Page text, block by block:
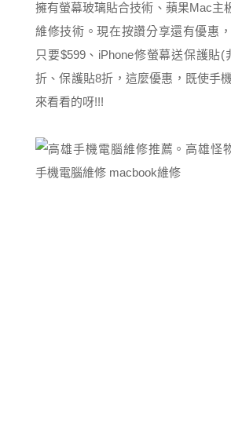
擁有螢幕玻璃貼合技術、蘋果Mac主
維修技術。現在按讚分享還有優惠
只要$599、iPhone修螢幕送保護貼(
折、保護貼8折，這麼優惠，既使手
來看看的呀!!!